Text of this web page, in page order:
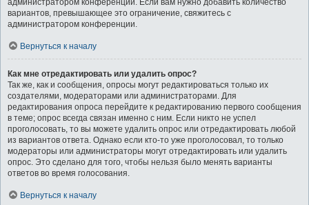
администратором конференции. Если вам нужно добавить количество
вариантов, превышающее это ограничение, свяжитесь с
администратором конференции.
Вернуться к началу
Как мне отредактировать или удалить опрос?
Так же, как и сообщения, опросы могут редактироваться только их
создателями, модераторами или администраторами. Для
редактирования опроса перейдите к редактированию первого сообщения
в теме; опрос всегда связан именно с ним. Если никто не успел
проголосовать, то вы можете удалить опрос или отредактировать любой
из вариантов ответа. Однако если кто-то уже проголосовал, то только
модераторы или администраторы могут отредактировать или удалить
опрос. Это сделано для того, чтобы нельзя было менять варианты
ответов во время голосования.
Вернуться к началу